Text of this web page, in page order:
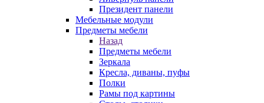
Президент панели
Мебельные модули
Предметы мебели
Назад
Предметы мебели
Зеркала
Кресла, диваны, пуфы
Полки
Рамы под картины